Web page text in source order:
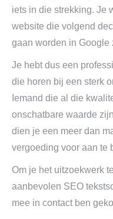
iets in die strekking. Je
website die volgend
gaan worden in Google
Je hebt dus een
die horen bij een sterk
Iemand die al die
onschatbare waarde
dien je een meer dan
vergoeding voor aan te
Om je het uitzoekwerk
aanbevolen SEO
mee in contact ben